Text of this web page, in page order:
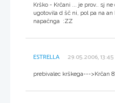
Krško - Krčani ... je prov.. sj
ugotovila d šč ni, pol pa na
napačnga :ZZ
ESTRELLA 29.05.2006, 13:45
prebivalec krškega--->Krčan